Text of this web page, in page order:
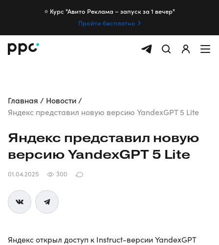
⭐️ Курс "Авито Реклама – запуск за 1 вечер"
Пройти бесплатно
Главная
Новости
Яндекс представил новую версию YandexGPT 5 Lite
Яндекс представил новую
версию YandexGPT 5 Lite
01.04.2025 300
Яндекс открыл доступ к Instruct-версии YandexGPT